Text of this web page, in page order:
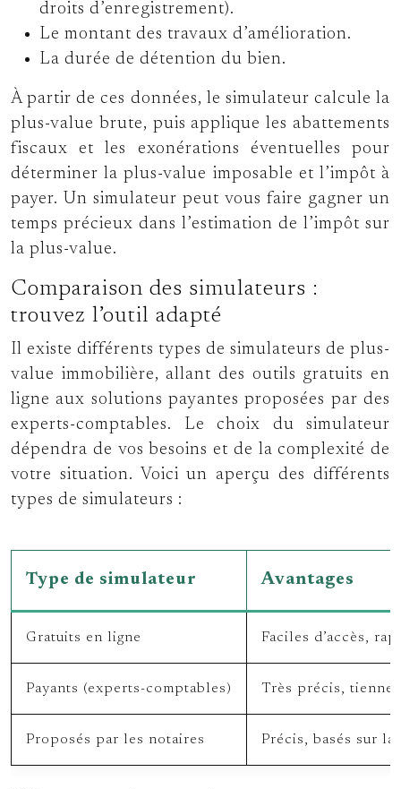
droits d’enregistrement).
Le montant des travaux d’amélioration.
La durée de détention du bien.
À partir de ces données, le simulateur calcule la
plus-value brute, puis applique les abattements
fiscaux et les exonérations éventuelles pour
déterminer la plus-value imposable et l’impôt à
payer. Un simulateur peut vous faire gagner un
temps précieux dans l’estimation de l’impôt sur
la plus-value.
Comparaison des simulateurs :
trouvez l’outil adapté
Il existe différents types de simulateurs de plus-
value immobilière, allant des outils gratuits en
ligne aux solutions payantes proposées par des
experts-comptables. Le choix du simulateur
dépendra de vos besoins et de la complexité de
votre situation. Voici un aperçu des différents
types de simulateurs :
Type de simulateur Avantages
Gratuits en ligne Faciles d’accès,
Payants (experts-comptables) Très précis,
Proposés par les notaires Précis, basés sur